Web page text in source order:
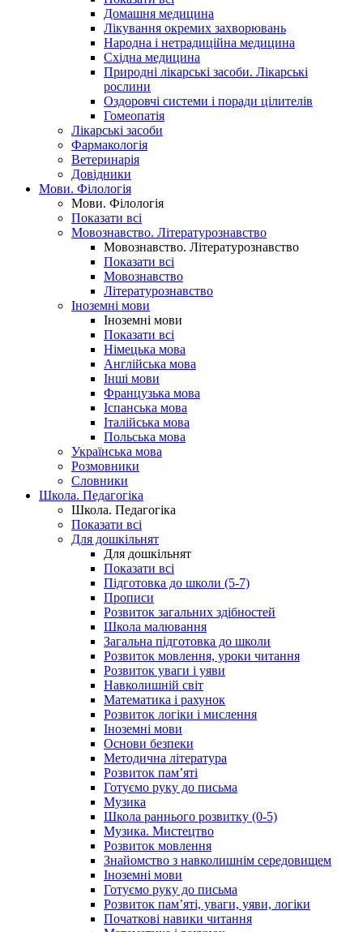
Домашня медицина
Лікування окремих захворювань
Народна і нетрадиційна медицина
Східна медицина
Природні лікарські засоби. Лікарські
рослини
Оздоровчі системи і поради цілителів
Гомеопатія
Лікарські засоби
Фармакологія
Ветеринарія
Довідники
Мови. Філологія
Мови. Філологія
Показати всі
Мовознавство. Літературознавство
Мовознавство. Літературознавство
Показати всі
Мовознавство
Літературознавство
Іноземні мови
Іноземні мови
Показати всі
Німецька мова
Англійська мова
Інші мови
Французька мова
Іспанська мова
Італійська мова
Польська мова
Українська мова
Розмовники
Словники
Школа. Педагогіка
Школа. Педагогіка
Показати всі
Для дошкільнят
Для дошкільнят
Показати всі
Підготовка до школи (5-7)
Прописи
Розвиток загальних здібностей
Школа малювання
Загальна підготовка до школи
Розвиток мовлення, уроки читання
Розвиток уваги і уяви
Навколишній світ
Математика і рахунок
Розвиток логіки і мислення
Іноземні мови
Основи безпеки
Методична література
Розвиток пам’яті
Готуємо руку до письма
Музика
Школа раннього розвитку (0-5)
Музика. Мистецтво
Розвиток мовлення
Знайомство з навколишнім середовищем
Іноземні мови
Готуємо руку до письма
Розвиток пам’яті, уваги, уяви, логіки
Початкові навики читання